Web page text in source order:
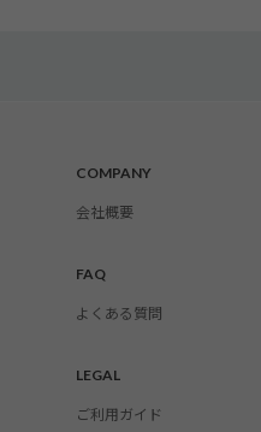
COMPANY
会社概要
FAQ
よくある質問
LEGAL
ご利用ガイド